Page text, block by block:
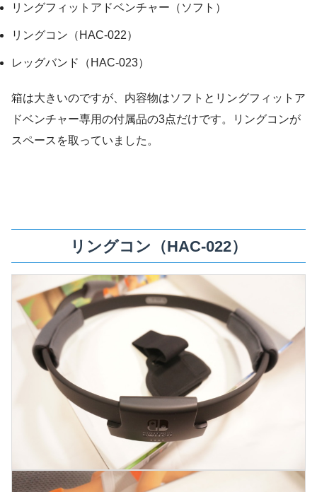
リングフィットアドベンチャー（ソフト）
リングコン（HAC-022）
レッグバンド（HAC-023）
箱は大きいのですが、内容物はソフトとリングフィットア
ドベンチャー専用の付属品の3点だけです。リングコンが
スペースを取っていました。
リングコン（HAC-022）